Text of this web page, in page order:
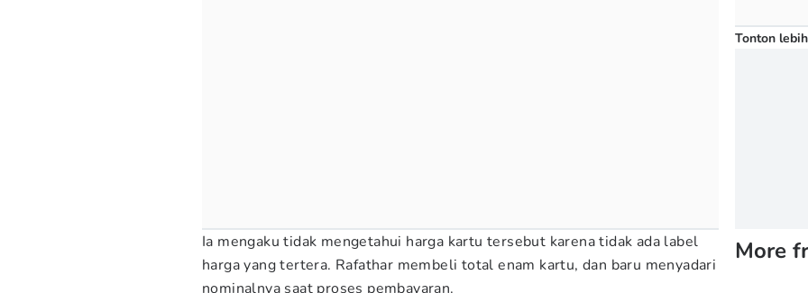
Ia mengaku tidak mengetahui harga kartu tersebut karena tidak ada label
harga yang tertera. Rafathar membeli total enam kartu, dan baru menyadari
nominalnya saat proses pembayaran.
Tonton
More